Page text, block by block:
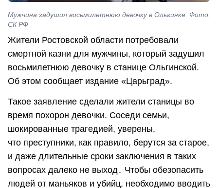
Мужчина задушил восьмилетнюю девочку в Ольгинке. Фото:
СК РФ
Жители Ростовской области потребовали
смертной казни для мужчины, который задушил
восьмилетнюю девочку в станице Ольгинской.
Об этом сообщает издание «Царьград».
Такое заявление сделали жители станицы во
время похорон девочки. Соседи семьи,
шокированные трагедией, уверены,
что преступники, как правило, берутся за старое,
и даже длительные сроки заключения в таких
вопросах далеко не выход․ Чтобы обезопасить
людей от маньяков и убийц, необходимо вводить